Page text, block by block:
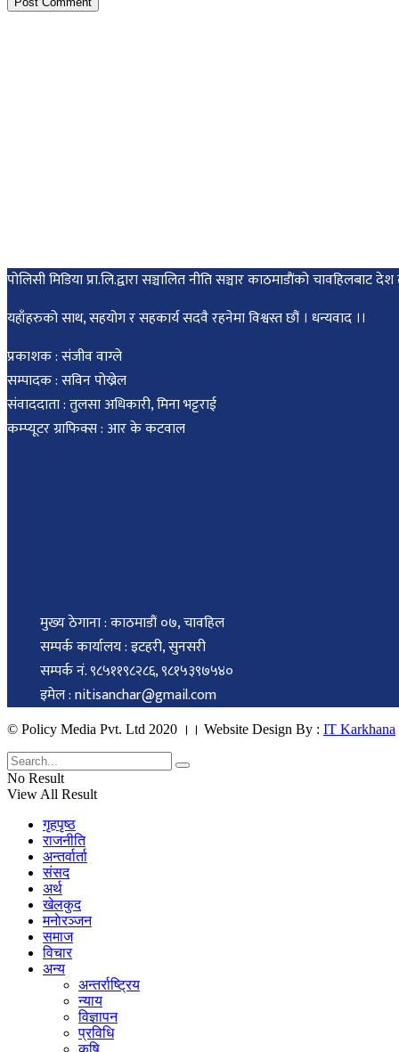
पोलिसी मिडिया प्रा.लि.द्वारा सञ्चालित नीति सञ्चार काठमाडाैंकाे
यहाँहरुको साथ, सहयोग र सहकार्य सदवै रहनेमा विश्वस्त छौं । धन्यवाद ।।
प्रकाशक : संजीव वाग्ले
सम्पादक : सविन पोख्रेल
संवाददाता : तुलसा अधिकारी, मिना भट्टराई
कम्प्यूटर ग्राफिक्स : आर के कटवाल
मुख्य ठेगाना : काठमाडौं ०७, चावहिल
सम्पर्क कार्यालय : इटहरी, सुनसरी
सम्पर्क नं. ९८५११९८२८६, ९८१५३९७५४०
इमेल : nitisanchar@gmail.com
© Policy Media Pvt. Ltd 2020 ।। Website Design By : IT Karkhana
No Result
View All Result
गृहपृष्ठ
राजनीति
अन्तर्वार्ता
संसद
अर्थ
खेलकुद
मनाेरञ्जन
समाज
विचार
अन्य
अन्तर्राष्ट्रिय
न्याय
विज्ञापन
प्रविधि
कृषि